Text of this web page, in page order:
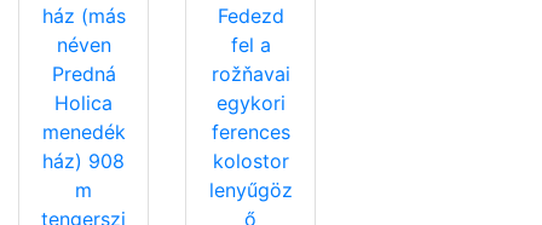
ház (más
néven
Predná
Holica
menedék
ház) 908
m
tengerszi
Fedezd
fel a
rožňavai
egykori
ferences
kolostor
lenyűgöz
ő